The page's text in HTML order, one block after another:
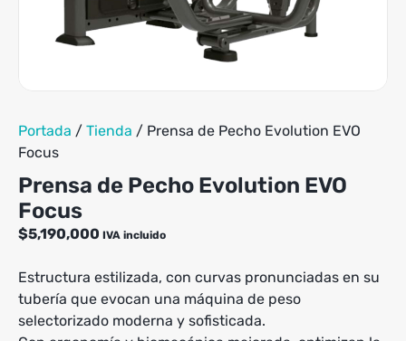
Portada / Tienda / Prensa de Pecho Evolution EVO
Focus
Prensa de Pecho Evolution EVO
Focus
$5,190,000 IVA incluido
Estructura estilizada, con curvas pronunciadas en su
tubería que evocan una máquina de peso
selectorizado moderna y sofisticada.